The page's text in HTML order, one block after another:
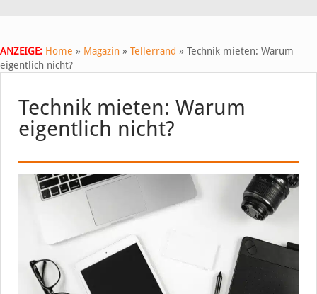
ANZEIGE: Home » Magazin » Tellerrand » Technik mieten: Warum
eigentlich nicht?
Technik mieten: Warum
eigentlich nicht?